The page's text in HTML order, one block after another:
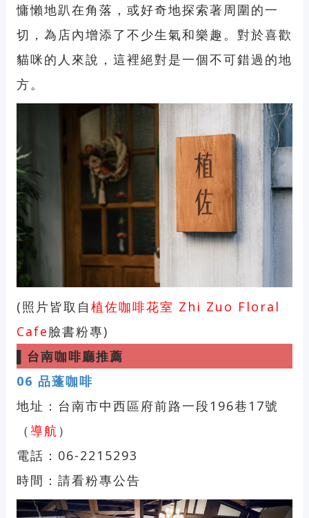
慵懶地趴在角落，或好奇地探索著周圍的一
切，為店內增添了不少生氣和樂趣。對於喜歡
貓咪的人來說，這裡絕對是一個不可錯過的地
方。
(照片皆取自 植佐咖啡花室 Zhi Zuo Floral
Cafe臉書粉專)
台南咖啡廳推薦
06 品蓬咖啡
地址：台南市中西區府前路一段196巷17號
（ 導航 ）
電話：06-2215293
時間：請看粉專公告